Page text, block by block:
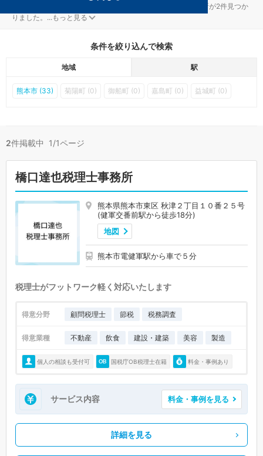
熊本市東区の健軍交番前駅の税務調査対策を扱う税理士事務所が2件見つか
りました。 ...もっと見る
条件を絞り込んで検索
地域 駅
熊本市 (33) 菊陽町 (0) 御船町 (0) 嘉島町 (0) 益城町 (0)
2件掲載中 1/1ページ
橋口達也税理士事務所
熊本県熊本市東区 秋津２丁目１０番２５号
(健軍交番前駅から徒歩18分)
地図
熊本市電健軍駅から車で５分
税理士がフットワーク軽く対応いたします
得意分野 顧問税理士 節税 税務調査
得意業種 不動産 飲食 建設・建築 美容 製造
個人の相談も受付可 国税庁OB税理士在籍 料金・事例あり
サービス内容 料金・事例を見る
詳細を見る